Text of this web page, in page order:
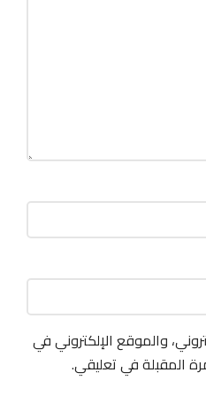
والموقع الإلكتروني في
المقبلة في تعليقي.